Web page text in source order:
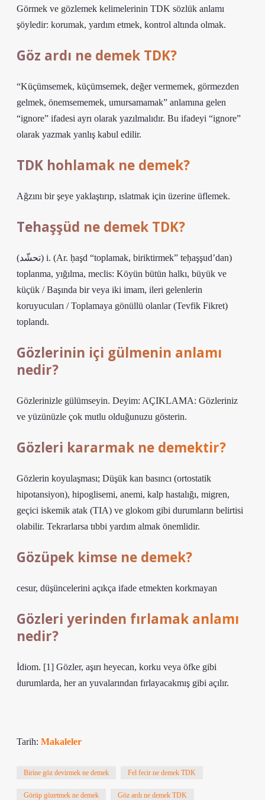
Görmek ve gözlemek kelimelerinin TDK sözlük anlamı
şöyledir: korumak, yardım etmek, kontrol altında olmak.
Göz ardı ne demek TDK?
“Küçümsemek, küçümsemek, değer vermemek, görmezden
gelmek, önemsememek, umursamamak” anlamına gelen
“ignore” ifadesi ayrı olarak yazılmalıdır. Bu ifadeyi “ignore”
olarak yazmak yanlış kabul edilir.
TDK hohlamak ne demek?
Ağzını bir şeye yaklaştırıp, ıslatmak için üzerine üflemek.
Tehaşşüd ne demek TDK?
(ﺗﺤﺸّﺪ) i. (Ar. ḥaşd “toplamak, biriktirmek” teḥaşşud’dan)
toplanma, yığılma, meclis: Köyün bütün halkı, büyük ve
küçük / Başında bir veya iki imam, ileri gelenlerin
koruyucuları / Toplamaya gönüllü olanlar (Tevfik Fikret)
toplandı.
Gözlerinin içi gülmenin anlamı
nedir?
Gözlerinizle gülümseyin. Deyim: AÇIKLAMA: Gözleriniz
ve yüzünüzle çok mutlu olduğunuzu gösterin.
Gözleri kararmak ne demektir?
Gözlerin koyulaşması; Düşük kan basıncı (ortostatik
hipotansiyon), hipoglisemi, anemi, kalp hastalığı, migren,
geçici iskemik atak (TIA) ve glokom gibi durumların belirtisi
olabilir. Tekrarlarsa tıbbi yardım almak önemlidir.
Gözüpek kimse ne demek?
cesur, düşüncelerini açıkça ifade etmekten korkmayan
Gözleri yerinden fırlamak anlamı
nedir?
İdiom. [1] Gözler, aşırı heyecan, korku veya öfke gibi
durumlarda, her an yuvalarından fırlayacakmış gibi açılır.
Tarih: Makaleler
Birine göz devirmek ne demek Fel fecir ne demek TDK
Görüp gözetmek ne demek Göz ardı ne demek TDK